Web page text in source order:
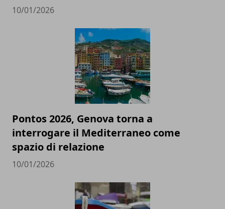
10/01/2026
Pontos 2026, Genova torna a
interrogare il Mediterraneo come
spazio di relazione
10/01/2026